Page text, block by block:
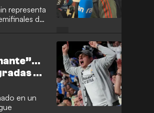
representa
de
del